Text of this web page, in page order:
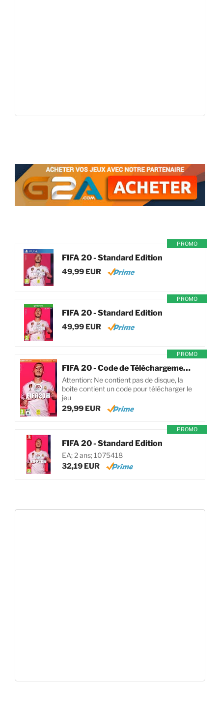
PROMO
FIFA 20 - Standard Edition
49,99 EUR
PROMO
FIFA 20 - Standard Edition
49,99 EUR
PROMO
FIFA 20 - Code de Téléchargement pour PC
Attention: Ne contient pas de disque, la
boite contient un code pour télécharger le
jeu
29,99 EUR
PROMO
FIFA 20 - Standard Edition
EA; 2 ans; 1075418
32,19 EUR